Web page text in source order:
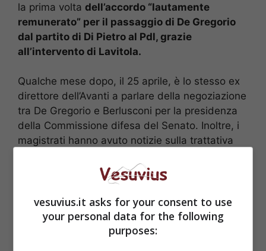
la prima volta dell’accordo “lautamente
remunerato” per il passaggio di De Gregorio
dal partito di Di Pietro al Pdl, grazie
all’intervento di Lavitola.
Qualche mese dopo, il 25 aprile, è lo stesso ex
direttore dell’Avanti a parlare della negoziazione
tra De Gregorio e Berlusconi per la presidenza
della Commissione difesa del Senato. Inoltre, i
magistrati hanno avuto notizie sulla trattativa
lettera scritta da Lavitola in cui il faccendiere,
sotto processo anche per finanziamenti illeciti
all’editoria e tentata estorsione,rinfacciava
all’ex premier una serie di favori, tra i quali
anche quello di ‘aver comprato il senatore
vesuvius.it asks for your consent to use
your personal data for the following
purposes: